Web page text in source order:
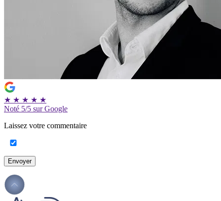
★ ★ ★ ★ ★
Noté 5/5 sur Google
Laissez votre commentaire
Envoyer